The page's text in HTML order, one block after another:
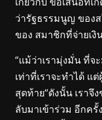
ว่ารัฐธรรมนูญ ของ
ของ สมาชิกที่จ่ายเ
“แม้ว่าเรามุ่งมั่น ที่
เท่าที่เราจะทำได้ แ
สุดท้าย“ดังนั้น เรา
ลับมาเข้าร่วม อีกค